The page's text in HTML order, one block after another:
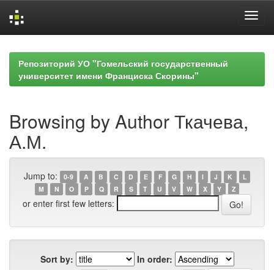
navigationРепозиторий УО "Гомельский государственный
университет имени Франциска Скорины"
Browsing by Author Ткачева,
А.М.
Jump to: 0-9 A B C D E F G H I J K
L
M
N O P Q R S T U V W X Y Z
or enter first few letters:
Sort by:
In order: